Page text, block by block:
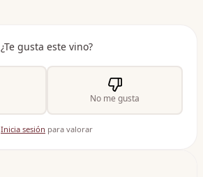
¿Te gusta este vino?
No me gusta
Inicia sesión para valorar